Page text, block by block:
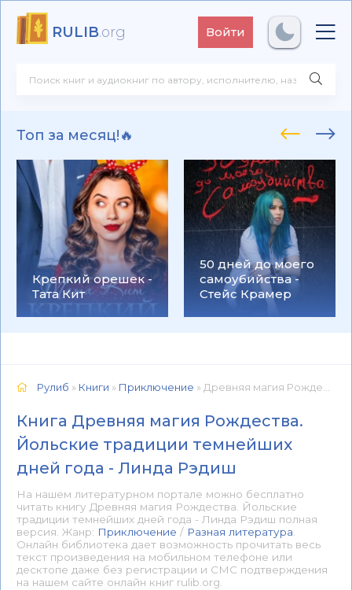
RULIB.org Войти
Топ за месяц!🔥
Крепкий орешек -
Тата Кит
50 дней до моего
самоубийства -
Стейс Крамер
Рулиб » Книги » Приключение » Древняя магия Рождества. Йольские традиции темнейших дней года - Линда Рэдиш 📕 - Книга онлайн бесплатно
Книга Древняя магия Рождества.
Йольские традиции темнейших
дней года - Линда Рэдиш
На нашем литературном портале можно бесплатно
читать книгу Древняя магия Рождества. Йольские
традиции темнейших дней года - Линда Рэдиш полная
версия. Жанр: Приключение / Разная литература
Онлайн библиотека дает возможность прочитать весь
текст произведения на мобильном телефоне или
десктопе даже без регистрации и СМС подтверждения
на нашем сайте онлайн книг rulib.org.